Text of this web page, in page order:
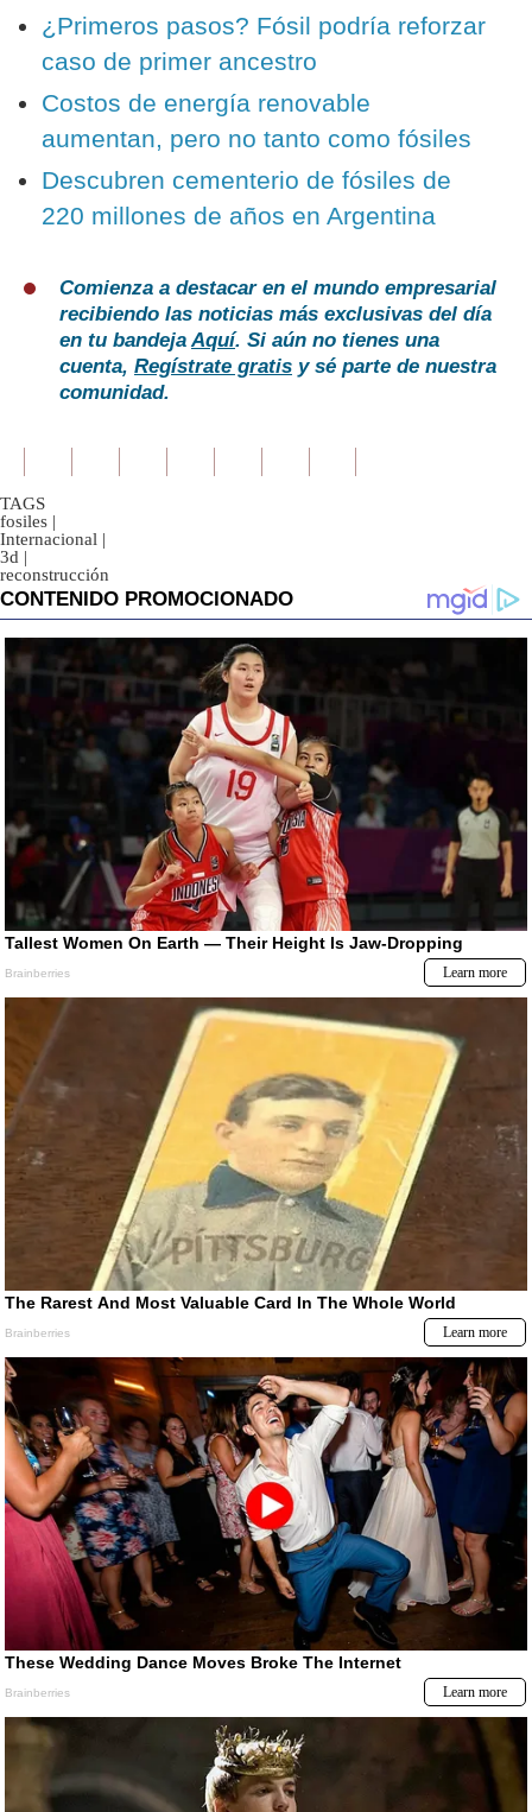
¿Primeros pasos? Fósil podría reforzar
caso de primer ancestro
Costos de energía renovable
aumentan, pero no tanto como fósiles
Descubren cementerio de fósiles de
220 millones de años en Argentina
Comienza a destacar en el mundo empresarial
recibiendo las noticias más exclusivas del día
en tu bandejaAquí. Si aún no tienes una
cuenta, Regístrate gratis y sé parte de nuestra
comunidad.
TAGS
fosiles |
Internacional |
3d |
reconstrucción